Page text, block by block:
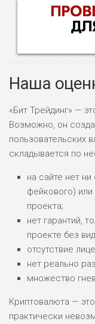
НАЗВАНИЕ
РИСКИ: НИЗКИЕ
ДОХОД: ВЫСОКИЙ
БЮДЖЕТ:
РИСКИ: СРЕДНИЕ
Наша
«Бит Трейдинг» —
Возможно, он
пользовательских
складывается по
на сайте нет
фейкового) или
проекта;
нет гарантий,
проекте без
отсутствие
нет реально
множество
Криптовалюта —
практически